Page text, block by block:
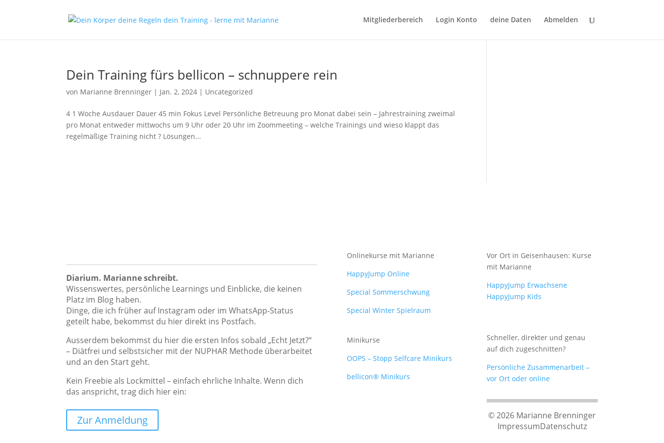
Mitgliederbereich Login Konto deine Daten Abmelden
Dein Training fürs bellicon – schnuppere rein
von Marianne Brenninger | Jan. 2, 2024 | Uncategorized
4 1 Woche Ausdauer Dauer 45 min Fokus Level Persönliche Betreuung pro Monat dabei sein – Jahrestraining zweimal
pro Monat entweder mittwochs um 9 Uhr oder 20 Uhr im Zoommeeting – welche Trainings und wieso klappt das
regelmäßige Training nicht ? Lösungen...
Diarium. Marianne schreibt.
Wissenswertes, persönliche Learnings und Einblicke, die keinen
Platz im Blog haben.
Dinge, die ich früher auf Instagram oder im WhatsApp-Status
geteilt habe, bekommst du hier direkt ins Postfach.
Ausserdem bekommst du hier die ersten Infos sobald „Echt Jetzt?“
– Diätfrei und selbstsicher mit der NUPHAR Methode überarbeitet
und an den Start geht.
Kein Freebie als Lockmittel – einfach ehrliche Inhalte. Wenn dich
das anspricht, trag dich hier ein:
Zur Anmeldung
Onlinekurse mit Marianne
HappyJump Online
Special Sommerschwung
Special Winter Spielraum
Minikurse
OOPS – Stopp Selfcare Minikurs
bellicon® Minikurs
Vor Ort in Geisenhausen: Kurse
mit Marianne
HappyJump Erwachsene
HappyJump Kids
Schneller, direkter und genau
auf dich zugeschnitten?
Persönliche Zusammenarbeit –
vor Ort oder online
© 2026 Marianne Brenninger
ImpressumDatenschutz